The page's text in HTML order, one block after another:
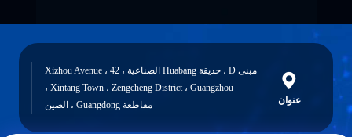
عنوان
مبنى D ، حديقة Huabang الصناعية ، 42 Xizhou Avenue ،
Xintang Town ، Zengcheng District ، Guangzhou ،
مقاطعة Guangdong ، الصين